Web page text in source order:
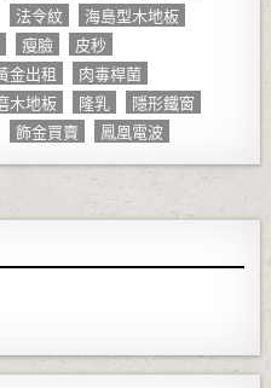
法令紋
海島型木地板
瘦臉
皮秒
金出租
肉毒桿菌
木地板 隆乳
隱形鐵窗
飾金買賣 鳳凰電波